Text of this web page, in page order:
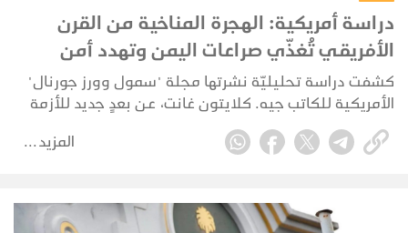
دراسة أمريكية: الهجرة المناخية من القرن
الأفريقي تُغذّي صراعات اليمن وتهدد أمن
المنطقة
كشفت دراسة تحليليّة نشرتها مجلة "سمول وورز جورنال"
الأمريكية للكاتب جيه. كلايتون غانت، عن بعدٍ جديد للأزمة
اليمنية يُهدد استقرار الشرق الأوسط؛ مشيرة إلى أن اليمن
تحوّل إلى محطة استنزاف رئيسية لتدفقات الهجرة الناجمة
المزيد